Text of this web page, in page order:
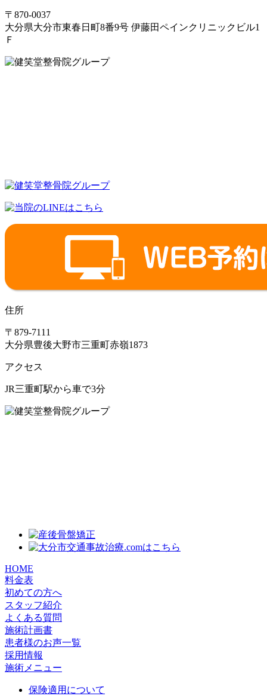
〒870-0037
大分県大分市東春日町8番9号 伊藤田ペインクリニックビル1
Ｆ
住所
〒879-7111
大分県豊後大野市三重町赤嶺1873
アクセス
JR三重町駅から車で3分
HOME
料金表
初めての方へ
スタッフ紹介
よくある質問
施術計画書
患者様のお声一覧
採用情報
施術メニュー
保険適用について